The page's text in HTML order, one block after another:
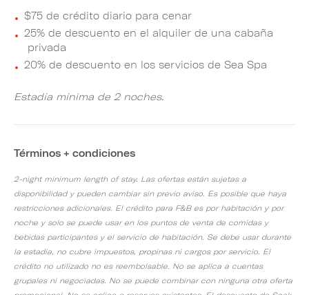
$75 de crédito diario para cenar
25% de descuento en el alquiler de una cabaña
privada
20% de descuento en los servicios de Sea Spa
Estadía mínima de 2 noches.
Términos + condiciones
2-night minimum length of stay. Las ofertas están sujetas a
disponibilidad y pueden cambiar sin previo aviso. Es posible que haya
restricciones adicionales. El crédito para F&B es por habitación y por
noche y solo se puede usar en los puntos de venta de comidas y
bebidas participantes y el servicio de habitación. Se debe usar durante
la estadía, no cubre impuestos, propinas ni cargos por servicio. El
crédito no utilizado no es reembolsable. No se aplica a cuentas
grupales ni negociadas. No se puede combinar con ninguna otra oferta